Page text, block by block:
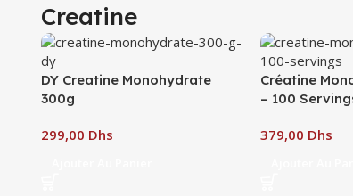
Creatine
DY Creatine Monohydrate
300g
Dhs
Créatine
– 100
Dhs